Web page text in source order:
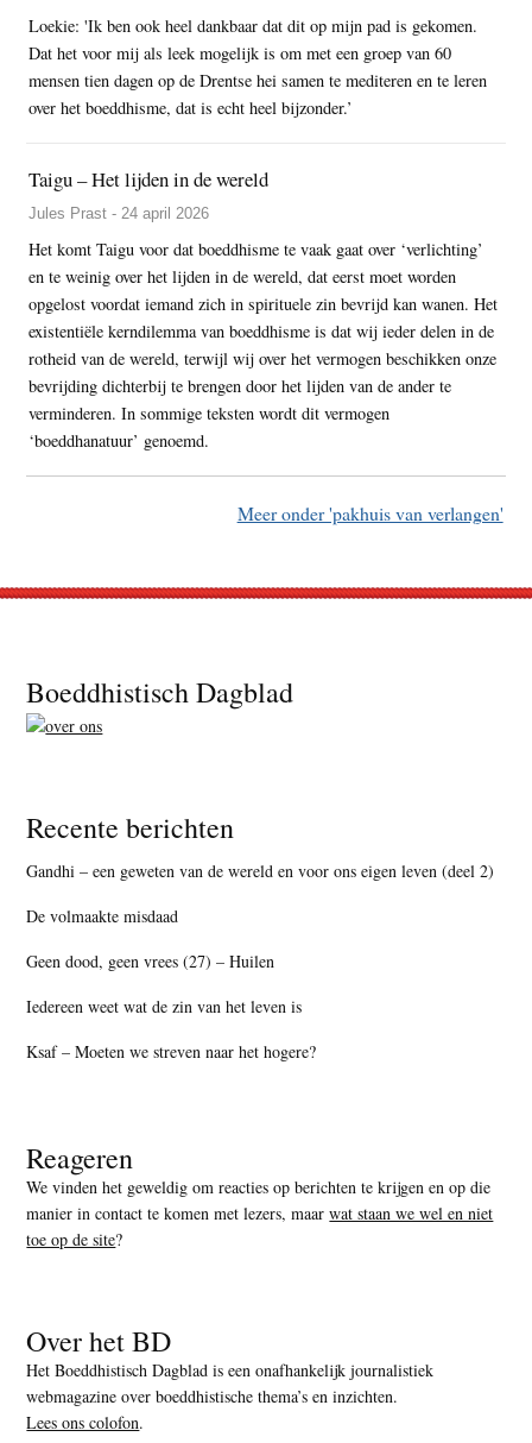
Loekie: 'Ik ben ook heel dankbaar dat dit op mijn pad is gekomen.
Dat het voor mij als leek mogelijk is om met een groep van 60
mensen tien dagen op de Drentse hei samen te mediteren en te leren
over het boeddhisme, dat is echt heel bijzonder.’
Taigu – Het lijden in de wereld
Jules Prast - 24 april 2026
Het komt Taigu voor dat boeddhisme te vaak gaat over ‘verlichting’
en te weinig over het lijden in de wereld, dat eerst moet worden
opgelost voordat iemand zich in spirituele zin bevrijd kan wanen. Het
existentiële kerndilemma van boeddhisme is dat wij ieder delen in de
rotheid van de wereld, terwijl wij over het vermogen beschikken onze
bevrijding dichterbij te brengen door het lijden van de ander te
verminderen. In sommige teksten wordt dit vermogen
‘boeddhanatuur’ genoemd.
Meer onder 'pakhuis van verlangen'
Footer
Boeddhistisch Dagblad
Recente berichten
Gandhi – een geweten van de wereld en voor ons eigen leven (deel 2)
De volmaakte misdaad
Geen dood, geen vrees (27) – Huilen
Iedereen weet wat de zin van het leven is
Ksaf – Moeten we streven naar het hogere?
Reageren
We vinden het geweldig om reacties op berichten te krijgen en op die
manier in contact te komen met lezers, maarwat staan we wel en niet
toe op de site?
Over het BD
Het Boeddhistisch Dagblad is een onafhankelijk journalistiek
webmagazine over boeddhistische thema’s en inzichten.
Lees ons colofon.